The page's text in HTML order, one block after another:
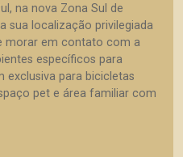
na nova Zona Sul de
sua localização privilegiada
morar em contato com a
específicos para
exclusiva para bicicletas
pet e área familiar com